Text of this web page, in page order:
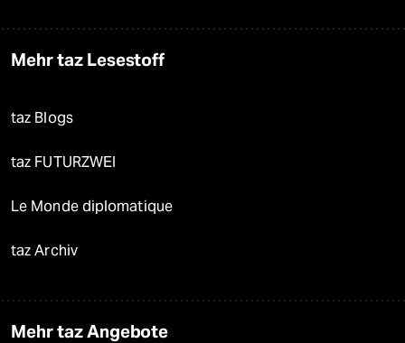
Mehr taz Lesestoff
taz Blogs
taz FUTURZWEI
Le Monde diplomatique
taz Archiv
Mehr taz Angebote